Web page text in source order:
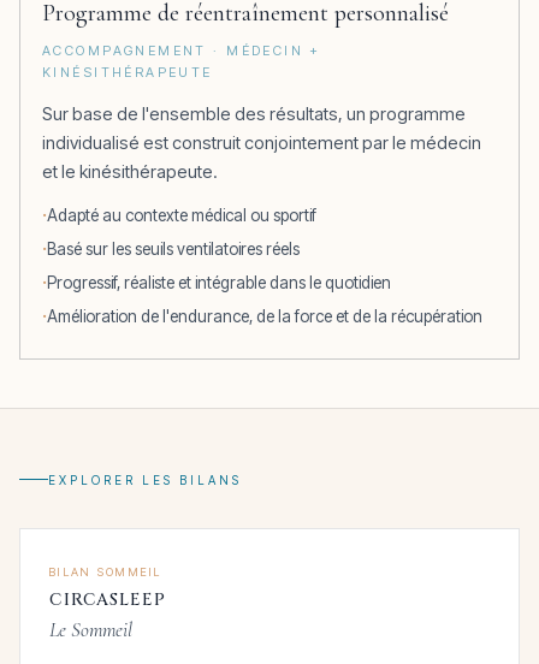
Programme de réentraînement personnalisé
ACCOMPAGNEMENT · MÉDECIN +
KINÉSITHÉRAPEUTE
Sur base de l'ensemble des résultats, un programme
individualisé est construit conjointement par le médecin
et le kinésithérapeute.
Adapté au contexte médical ou sportif
Basé sur les seuils ventilatoires réels
Progressif, réaliste et intégrable dans le quotidien
Amélioration de l'endurance, de la force et de la récupération
EXPLORER LES BILANS
BILAN SOMMEIL
CIRCASLEEP
Le Sommeil